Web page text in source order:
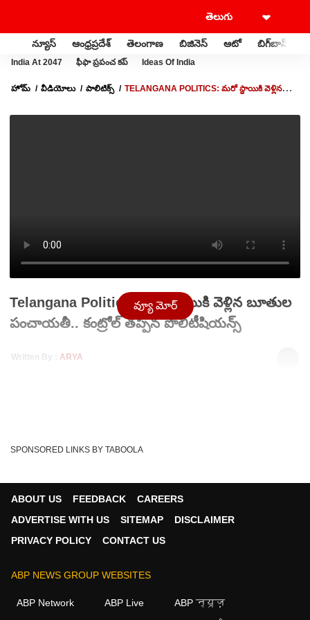
న్యూస్ ఆంధ్రప్రదేశ్ తెలంగాణ బిజినెస్ ఆటో బిగ్‌బాస్
India At 2047 ఫీఫా ప్రపంచ కప్ Ideas Of India
హోమ్ వీడియోలు పాలిటిక్స్
TELANGANA POLITICS: మరో స్థాయికి వెళ్లిన
Telangana Politics: మరో స్థాయికి వెళ్లిన బూతుల
పంచాయతీ.. కంట్రోల్ తప్పిన పొలిటీషియన్స్
Written By : ARYA
Tags : BJP KTR Bandi Sanjay
Political Abuse
వ్యూ మోర్
SPONSORED LINKS BY TABOOLA
ABOUT US FEEDBACK
CAREERS
ADVERTISE WITH US
SITEMAP
DISCLAIMER
PRIVACY POLICY
CONTACT US
ABP NEWS GROUP WEBSITES
ABP Network ABP Live
ABP न्यूज़